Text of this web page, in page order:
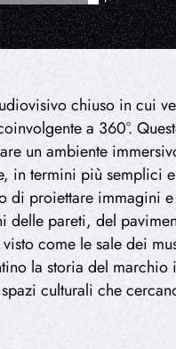
chiuso in cui
a 360°.
un ambiente
in termini più semplici
di proiettare immagini
delle pareti, del
come le sale dei
la storia del
culturali che